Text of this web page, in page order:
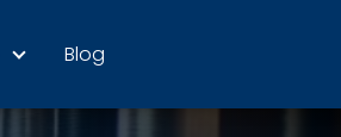
Blog